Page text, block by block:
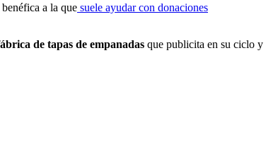
a la que suele ayudar con donaciones
de tapas de empanadas que publicita en su ciclo y